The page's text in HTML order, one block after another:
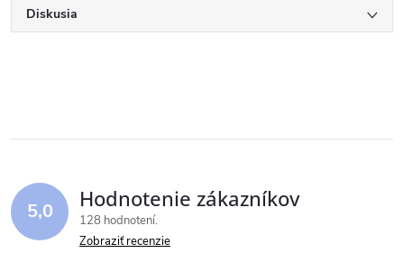
Diskusia
5,0 Hodnotenie zákazníkov
128 hodnotení
Zobraziť recenzie